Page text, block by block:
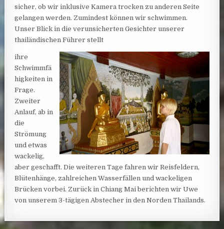
sicher, ob wir inklusive Kamera trocken zu anderen Seite
gelangen werden. Zumindest können wir schwimmen.
Unser Blick in die verunsicherten Gesichter unserer
thailändischen Führer stellt
ihre
Schwimmfä
higkeiten in
Frage.
Zweiter
Anlauf, ab in
die
Strömung
und etwas
wackelig,
aber geschafft. Die weiteren Tage fahren wir Reisfeldern,
Blütenhänge, zahlreichen Wasserfällen und wackeligen
Brücken vorbei. Zurück in Chiang Mai berichten wir Uwe
von unserem 3-tägigen Abstecher in den Norden Thailands.